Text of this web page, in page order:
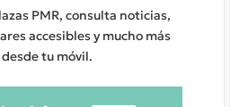
PMR, consulta noticias,
accesibles y mucho más
desde tu móvil.